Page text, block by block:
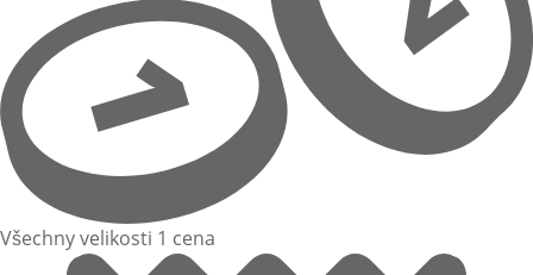
Všechny velikosti 1 cena